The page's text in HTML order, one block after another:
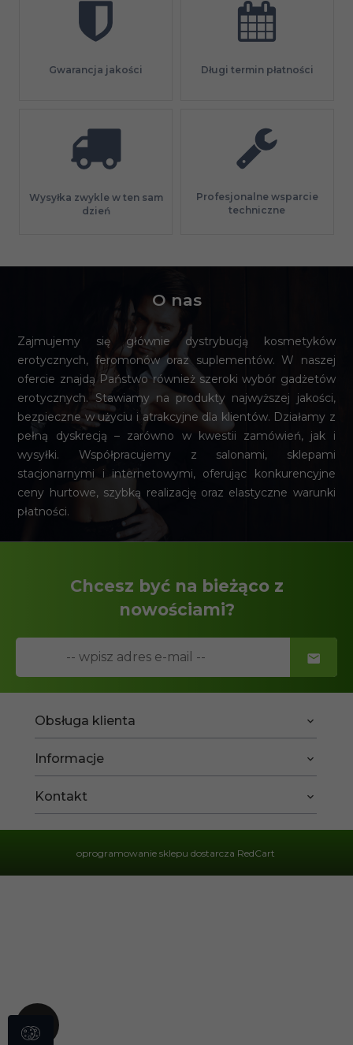
Gwarancja jakości Długi termin płatności
Wysyłka zwykle w ten sam
dzień
Profesjonalne wsparcie
techniczne
O nas
Zajmujemy się głównie dystrybucją kosmetyków
erotycznych, feromonów oraz suplementów. W naszej
ofercie znajdą Państwo również szeroki wybór gadżetów
erotycznych. Stawiamy na produkty najwyższej jakości,
bezpieczne w użyciu i atrakcyjne dla klientów. Działamy z
pełną dyskrecją – zarówno w kwestii zamówień, jak i
wysyłki. Współpracujemy z salonami, sklepami
stacjonarnymi i internetowymi, oferując konkurencyjne
ceny hurtowe, szybką realizację oraz elastyczne warunki
płatności.
Chcesz być na bieżąco z
nowościami?
Obsługa klienta
Informacje
Kontakt
oprogramowanie sklepu dostarcza RedCart